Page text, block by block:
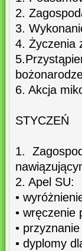
2.
3.
4. Życzenia
6. Akcja
STYCZEŃ
1.
2. Apel SU:
•
• wręczenie
•
• dyplomy